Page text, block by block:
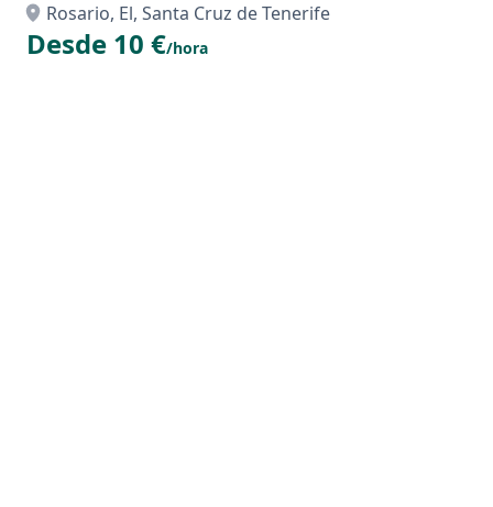
Rosario, El, Santa Cruz de Tenerife
Desde 10 €/hora